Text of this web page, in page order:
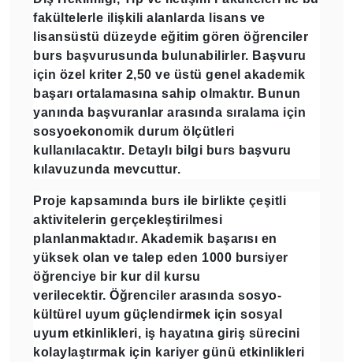
fakültelerle ilişkili alanlarda lisans ve
lisansüstü düzeyde eğitim gören öğrenciler
burs başvurusunda bulunabilirler. Başvuru
için özel kriter 2,50 ve üstü genel akademik
başarı ortalamasına sahip olmaktır. Bunun
yanında başvuranlar arasında sıralama için
sosyoekonomik durum ölçütleri
kullanılacaktır. Detaylı bilgi burs başvuru
kılavuzunda mevcuttur.
Proje kapsamında burs ile birlikte çeşitli
aktivitelerin gerçekleştirilmesi
planlanmaktadır. Akademik başarısı en
yüksek olan ve talep eden 1000 bursiyer
öğrenciye bir kur dil kursu
verilecektir. Öğrenciler arasında sosyo-
kültürel uyum güçlendirmek için sosyal
uyum etkinlikleri, iş hayatına giriş sürecini
kolaylaştırmak için kariyer günü etkinlikleri